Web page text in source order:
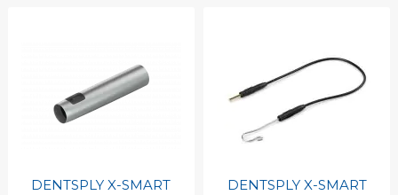
DENTSPLY X-SMART
DENTSPLY X-SMART